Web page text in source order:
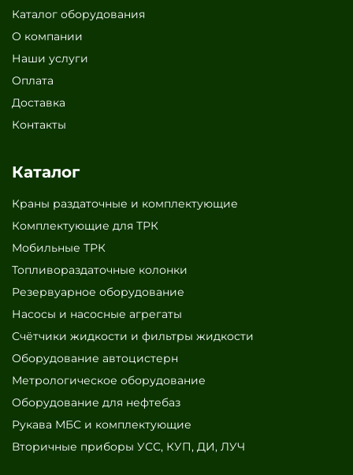
Каталог оборудования
О компании
Наши услуги
Оплата
Доставка
Контакты
Каталог
Краны раздаточные и комплектующие
Комплектующие для ТРК
Мобильные ТРК
Топливораздаточные колонки
Резервуарное оборудование
Насосы и насосные агрегаты
Счётчики жидкости и фильтры жидкости
Оборудование автоцистерн
Метрологическое оборудование
Оборудование для нефтебаз
Рукава МБС и комплектующие
Вторичные приборы УСС, КУП, ДИ, ЛУЧ